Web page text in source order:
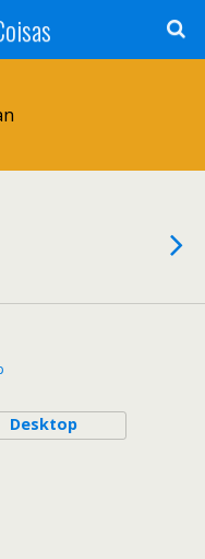
Desktop